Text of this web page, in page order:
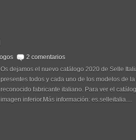
2 comentarios
Os dejamos el nuevo catálogo 2020 de Selle
presentes todos y cada uno de los modelos de la
reconocido fabricante italiano. Para ver el
imagen inferior.Más información: es.selleitalia....